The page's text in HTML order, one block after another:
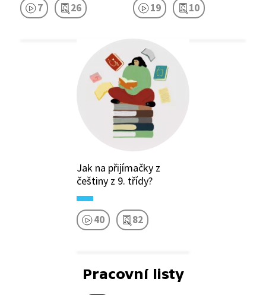
7 26 19 10
Jak na přijímačky z
češtiny z 9. třídy?
40 82
Pracovní listy